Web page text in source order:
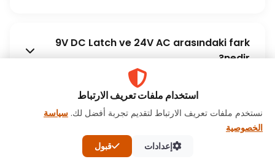
9V DC Latch ve 24V AC arasındaki fark
nedir?
Hangi selenoid vana tipini seçmeliyim?
Selenoid vanalar akıllı sulama sistemleri
استخدام ملفات تعريف الارتباط
نستخدم ملفات تعريف الارتباط لتقديم تجربة أفضل لك. سياسة
الخصوصية
إعدادات قبول